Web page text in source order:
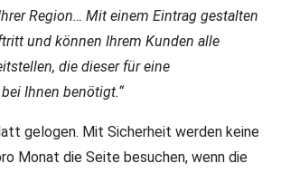
Region… Mit einem Eintrag gestalten
und können Ihrem Kunden alle
die dieser für eine
Ihnen benötigt.“
gelogen. Mit Sicherheit werden keine
Monat die Seite besuchen, wenn die